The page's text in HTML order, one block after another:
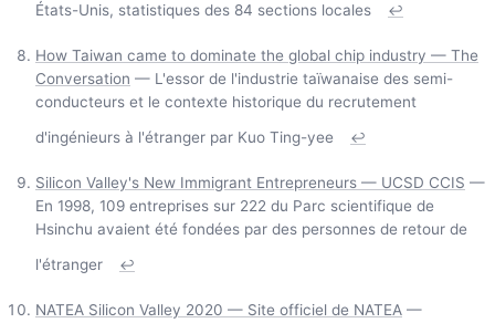
États-Unis, statistiques des 84 sections locales
↩
How Taiwan came to dominate the global chip industry — The
Conversation — L'essor de l'industrie taïwanaise des semi-
conducteurs et le contexte historique du recrutement
d'ingénieurs à l'étranger par Kuo Ting-yee
↩
Silicon Valley's New Immigrant Entrepreneurs — UCSD CCIS —
En 1998, 109 entreprises sur 222 du Parc scientifique de
Hsinchu avaient été fondées par des personnes de retour de
l'étranger
↩
NATEA Silicon Valley 2020 — Site officiel de NATEA —